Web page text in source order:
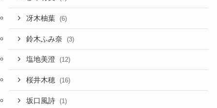
冴木柚葉 (6)
鈴木ふみ奈 (3)
塩地美澄 (12)
桜井木穂 (16)
坂口風詩 (1)